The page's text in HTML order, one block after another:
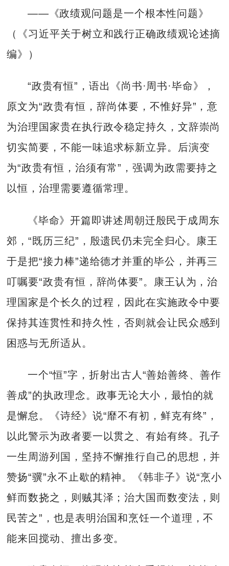
——《政绩观问题是一个根本性问题》
（《习近平关于树立和践行正确政绩观论述摘
编》）
“政贵有恒”，语出《尚书·周书·毕命》，
原文为“政贵有恒，辞尚体要，不惟好异”，意
为治理国家贵在执行政令稳定持久，文辞崇尚
切实简要，不能一味追求标新立异。后演变
为“政贵有恒，治须有常”，强调为政需要持之
以恒，治理需要遵循常理。
《毕命》开篇即讲述周朝迁殷民于成周东
郊，“既历三纪”，殷遗民仍未完全归心。康王
于是把“接力棒”递给德才并重的毕公，并再三
叮嘱要“政贵有恒，辞尚体要”。康王认为，治
理国家是个长久的过程，因此在实施政令中要
保持其连贯性和持久性，否则就会让民众感到
困惑与无所适从。
一个“恒”字，折射出古人“善始善终、善作
善成”的执政理念。政事无论大小，最怕的就
是懈怠。《诗经》说“靡不有初，鲜克有终”，
以此警示为政者要一以贯之、有始有终。孔子
一生周游列国，坚持不懈推行自己的思想，并
赞扬“骥”永不止歇的精神。《韩非子》说“烹小
鲜而数挠之，则贼其泽；治大国而数变法，则
民苦之”，也是表明治国和烹饪一个道理，不
能来回搅动、擅出多变。